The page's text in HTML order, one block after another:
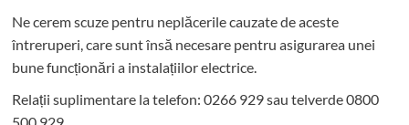
Ne cerem scuze pentru neplăcerile cauzate de aceste
întreruperi, care sunt însă necesare pentru asigurarea unei
bune funcționări a instalațiilor electrice.
Relații suplimentare la telefon: 0266 929 sau telverde 0800